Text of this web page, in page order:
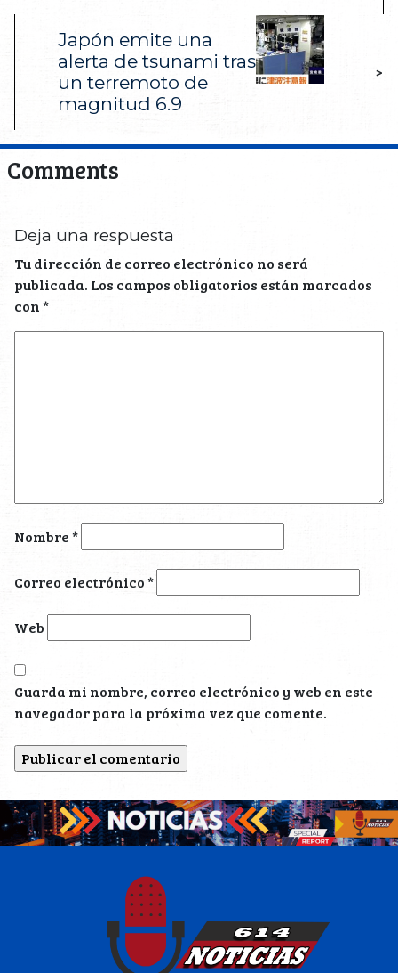
Japón emite una
alerta de tsunami tras
un terremoto de
magnitud 6.9
>
Comments
Deja una respuesta
Tu dirección de correo electrónico no será
publicada. Los campos obligatorios están marcados
con*
Nombre*
Correo electrónico*
Web
Guarda mi nombre, correo electrónico y web en este
navegador para la próxima vez que comente.